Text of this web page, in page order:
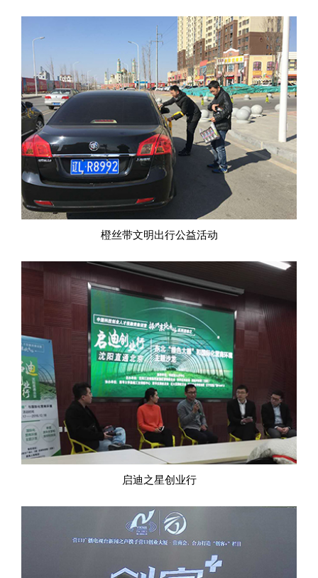
橙丝带文明出行公益活动
启迪之星创业行